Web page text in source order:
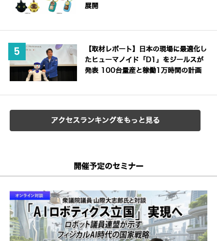
展開
【取材レポート】日本の現場に最適化し
たヒューマノイド「D1」をジールスが
発表 100台量産と稼働1万時間の計画
アクセスランキングをもっと見る
開催予定のセミナー